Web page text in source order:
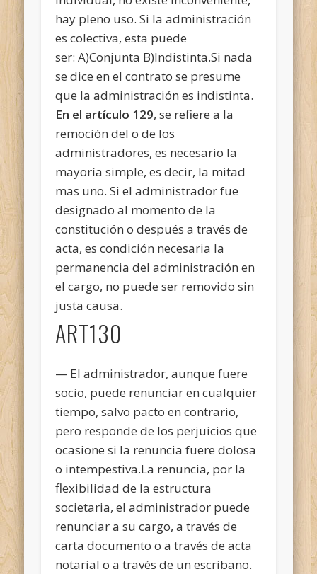
hay pleno uso. Si la administración
es colectiva, esta puede
ser: A)Conjunta B)Indistinta.Si nada
se dice en el contrato se presume
que la administración es indistinta.
En el artículo 129, se refiere a la
remoción del o de los
administradores, es necesario la
mayoría simple, es decir, la mitad
mas uno. Si el administrador fue
designado al momento de la
constitución o después a través de
acta, es condición necesaria la
permanencia del administración en
el cargo, no puede ser removido sin
justa causa.
ART130
— El administrador, aunque fuere
socio, puede renunciar en cualquier
tiempo, salvo pacto en contrario,
pero responde de los perjuicios que
ocasione si la renuncia fuere dolosa
o intempestiva.La renuncia, por la
flexibilidad de la estructura
societaria, el administrador puede
renunciar a su cargo, a través de
carta documento o a través de acta
notarial o a través de un escribano.